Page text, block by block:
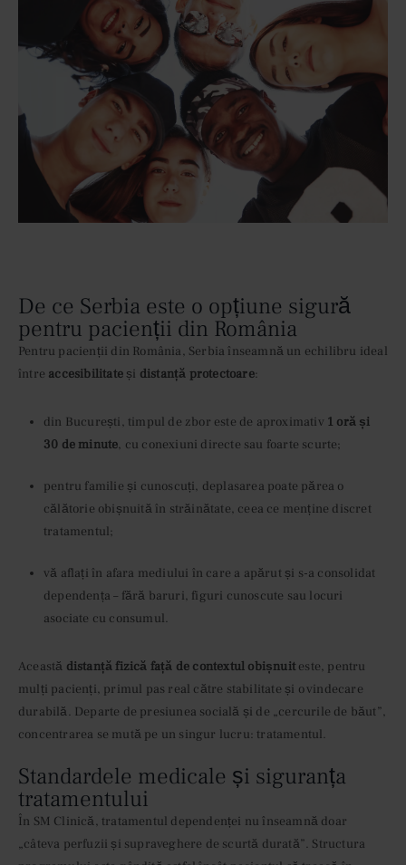
De ce Serbia este o opțiune sigură
pentru pacienții din România
Pentru pacienții din România, Serbia înseamnă un echilibru ideal
între accesibilitate și distanță protectoare:
din București, timpul de zbor este de aproximativ 1 oră și
30 de minute, cu conexiuni directe sau foarte scurte;
pentru familie și cunoscuți, deplasarea poate părea o
călătorie obișnuită în străinătate, ceea ce menține discret
tratamentul;
vă aflați în afara mediului în care a apărut și s-a consolidat
dependența – fără baruri, figuri cunoscute sau locuri
asociate cu consumul.
Această distanță fizică față de contextul obișnuit este, pentru
mulți pacienți, primul pas real către stabilitate și o vindecare
durabilă. Departe de presiunea socială și de „cercurile de băut”,
concentrarea se mută pe un singur lucru: tratamentul.
Standardele medicale și siguranța
tratamentului
În SM Clinică, tratamentul dependenței nu înseamnă doar
„câteva perfuzii și supraveghere de scurtă durată”. Structura